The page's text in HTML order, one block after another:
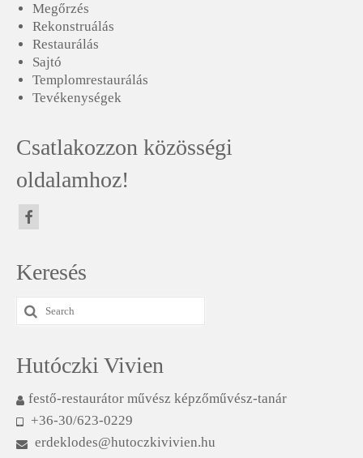
Megőrzés
Rekonstruálás
Restaurálás
Sajtó
Templomrestaurálás
Tevékenységek
Csatlakozzon közösségi
oldalamhoz!
Keresés
Search
for:
Hutóczki Vivien
festő-restaurátor művész képzőművész-tanár
+36-30/623-0229
erdeklodes@hutoczkivivien.hu